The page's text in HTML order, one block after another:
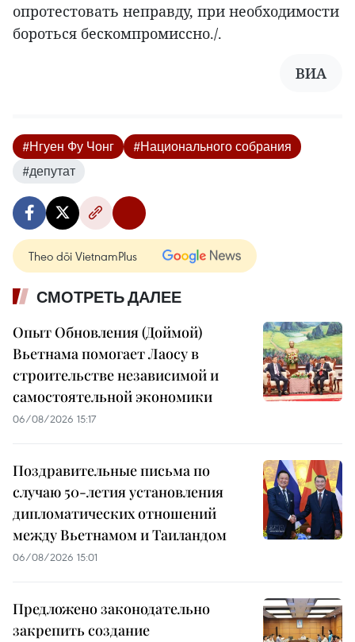
опротестовать неправду, при необходимости
бороться бескомпромиссно./.
ВИА
#Нгуен Фу Чонг
#Национального собрания
#депутат
Theo dõi VietnamPlus
СМОТРЕТЬ ДАЛЕЕ
Опыт Обновления (Доймой)
Вьетнама помогает Лаосу в
строительстве независимой и
самостоятельной экономики
06/08/2026 15:17
Поздравительные письма по
случаю 50-летия установления
дипломатических отношений
между Вьетнамом и Таиландом
06/08/2026 15:01
Предложено законодательно
закрепить создание